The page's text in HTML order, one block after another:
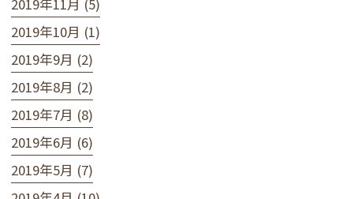
2019年11月 (5)
2019年10月 (1)
2019年9月 (2)
2019年8月 (2)
2019年7月 (8)
2019年6月 (6)
2019年5月 (7)